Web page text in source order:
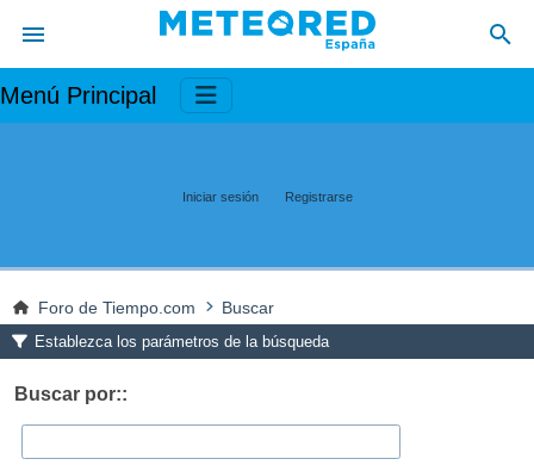
Menú Principal
Iniciar sesión Registrarse
Foro de Tiempo.com Buscar
Establezca los parámetros de la búsqueda
Buscar por::